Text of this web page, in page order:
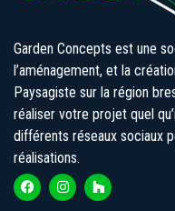
Garden Concepts est une
l’aménagement, et la
Paysagiste sur la région
réaliser votre projet quel
différents réseaux sociaux
réalisations.